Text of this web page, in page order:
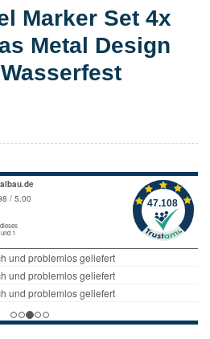
Marker Set 4x
Metal Design